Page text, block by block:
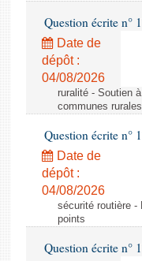
Question écrite n°
Date de
dépôt :
04/08/2026
ruralité - Soutien
communes rurales
Question écrite n°
Date de
dépôt :
04/08/2026
sécurité routière -
points
Question écrite n°